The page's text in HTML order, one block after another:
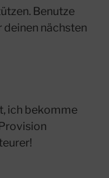
Benutze
nächsten
ich bekomme